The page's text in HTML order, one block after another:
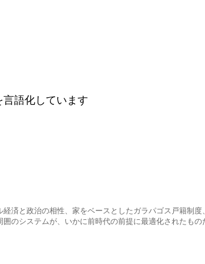
語化しています
済と政治の相性、家をベースとしたガラパゴス戸籍制度
のシステムが、いかに前時代の前提に最適化されたもの